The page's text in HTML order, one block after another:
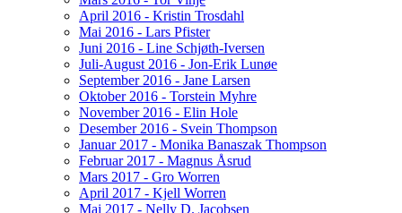
April 2016 - Kristin Trosdahl
Mai 2016 - Lars Pfister
Juni 2016 - Line Schjøth-Iversen
Juli-August 2016 - Jon-Erik Lunøe
September 2016 - Jane Larsen
Oktober 2016 - Torstein Myhre
November 2016 - Elin Hole
Desember 2016 - Svein Thompson
Januar 2017 - Monika Banaszak Thompson
Februar 2017 - Magnus Åsrud
Mars 2017 - Gro Worren
April 2017 - Kjell Worren
Mai 2017 - Nelly D. Jacobsen